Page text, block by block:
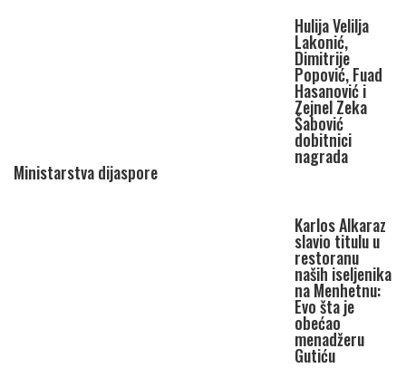
Hulija Velilja
Lakonić,
Dimitrije
Popović, Fuad
Hasanović i
Zejnel Zeka
Šabović
dobitnici
nagrada
Ministarstva dijaspore
Karlos Alkaraz
slavio titulu u
restoranu
naših iseljenika
na Menhetnu:
Evo šta je
obećao
menadžeru
Gutiću